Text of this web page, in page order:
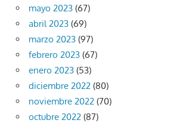
mayo 2023 (67)
abril 2023 (69)
marzo 2023 (97)
febrero 2023 (67)
enero 2023 (53)
diciembre 2022 (80)
noviembre 2022 (70)
octubre 2022 (87)